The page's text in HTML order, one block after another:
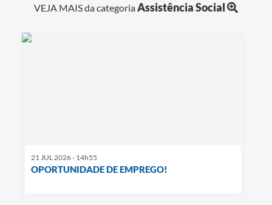
VEJA MAIS da categoriaAssistência Social
21 JUL 2026 - 14h55
OPORTUNIDADE DE EMPREGO!